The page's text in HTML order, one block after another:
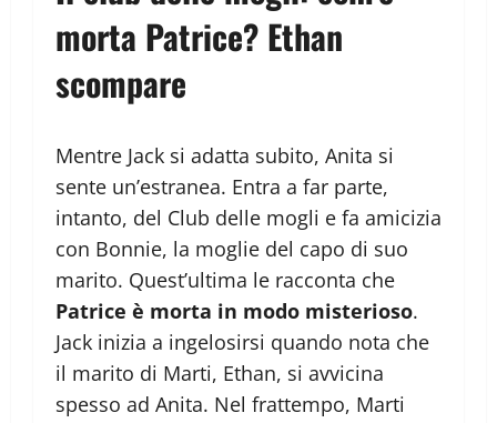
morta Patrice? Ethan
scompare
Mentre Jack si adatta subito, Anita si
sente un’estranea. Entra a far parte,
intanto, del Club delle mogli e fa amicizia
con Bonnie, la moglie del capo di suo
marito. Quest’ultima le racconta che
Patrice è morta in modo misterioso.
Jack inizia a ingelosirsi quando nota che
il marito di Marti, Ethan, si avvicina
spesso ad Anita. Nel frattempo, Marti